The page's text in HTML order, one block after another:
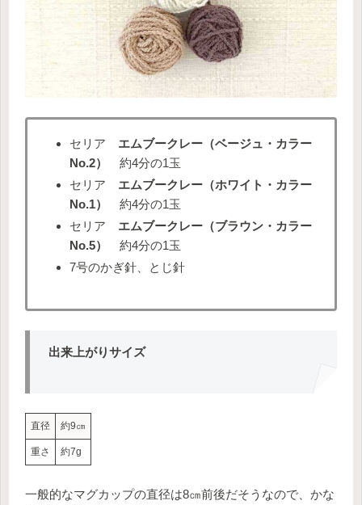
セリア エムブークレー（ベージュ・カラー
No.2）
約4分の1玉
セリア エムブークレー（ホワイト・カラー
No.1）
約4分の1玉
セリア エムブークレー（ブラウン・カラー
No.5）
約4分の1玉
7号のかぎ針、とじ針
出来上がりサイズ
直径 約9㎝
重さ 約7g
一般的なマグカップの直径は8㎝前後だそうなので、かな